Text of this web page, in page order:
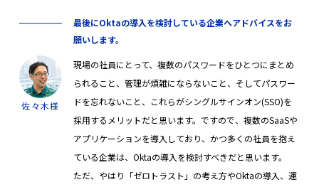
最後にOktaの導入を検討している企業へアドバイスをお
願いします。
佐々木様
現場の社員にとって、複数のパスワードをひとつにまとめ
られること、管理が煩雑にならないこと、そしてパスワー
ドを忘れないこと、これらがシングルサインオン(SSO)を
採用するメリットだと思います。ですので、複数のSaaSや
アプリケーションを導入しており、かつ多くの社員を抱え
ている企業は、Oktaの導入を検討すべきだと思います。
ただ、やはり「ゼロトラスト」の考え方やOktaの導入、運